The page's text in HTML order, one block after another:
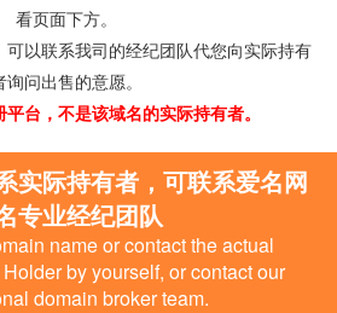
看页面下方。
以联系我司的经纪团队代您向实际持有
询问出售的意愿。
台，不是该域名的实际持有者。
实际持有者，可联系爱名网
专业经纪团队
name or contact the actual
by yourself, or contact our
domain broker team.